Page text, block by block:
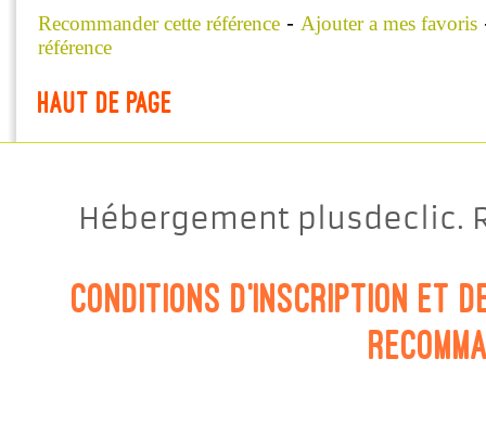
Recommander cette référence - Ajouter a mes favoris
référence
Haut de page
Hébergement
Conditions d'inscription et